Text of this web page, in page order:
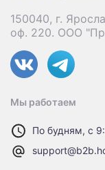
150040, г.
оф. 220. ООО
Мы работаем
По будням, с